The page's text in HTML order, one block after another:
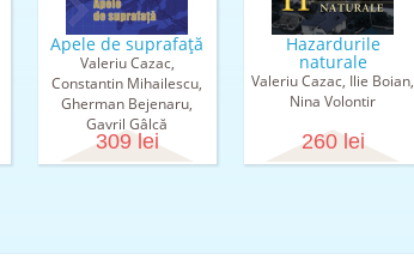
Apele de suprafaţă
Valeriu Cazac,
Constantin Mihailescu,
Gherman Bejenaru,
Gavril Gâlcă
309 lei
Hazardurile
naturale
Valeriu Cazac, Ilie Boian,
Nina Volontir
260 lei